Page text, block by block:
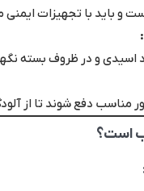
و باید با تجهیزات
اسیدی و در ظروف بسته
مناسب دفع شوند تا از
است؟